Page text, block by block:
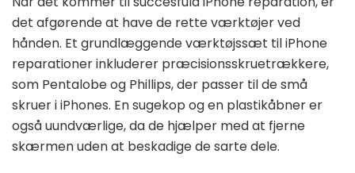
det afgørende at have de rette værktøjer ved
hånden. Et grundlæggende værktøjssæt til iPhone
reparationer inkluderer præcisionsskruetrækkere,
som Pentalobe og Phillips, der passer til de små
skruer i iPhones. En sugekop og en plastikåbner er
også uundværlige, da de hjælper med at fjerne
skærmen uden at beskadige de sarte dele.